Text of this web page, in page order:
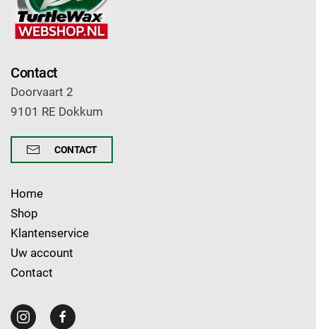
Contact
Doorvaart 2
9101 RE Dokkum
CONTACT
Home
Shop
Klantenservice
Uw account
Contact